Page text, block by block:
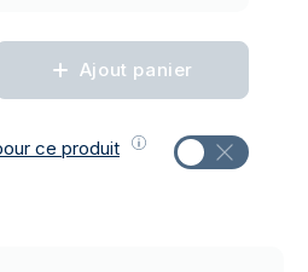
Ajout panier
ce produit